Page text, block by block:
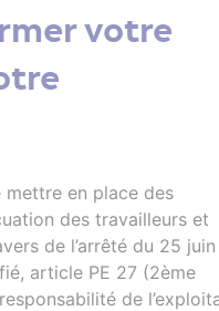
votre
en place des
des travailleurs et
de l’arrêté du 25 juin
article PE 27 (2ème
de